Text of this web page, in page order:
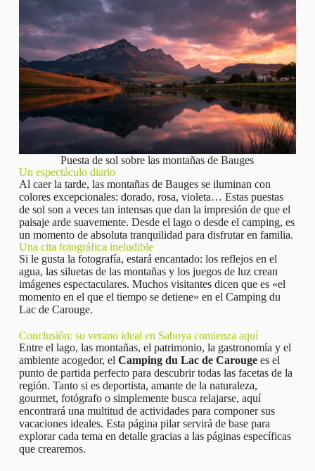
Puesta de sol sobre las montañas de Bauges
Un espectáculo diario
Al caer la tarde, las montañas de Bauges se iluminan con
colores excepcionales: dorado, rosa, violeta… Estas puestas
de sol son a veces tan intensas que dan la impresión de que el
paisaje arde suavemente. Desde el lago o desde el camping, es
un momento de absoluta tranquilidad para disfrutar en familia.
Una cita fotográfica ineludible
Si le gusta la fotografía, estará encantado: los reflejos en el
agua, las siluetas de las montañas y los juegos de luz crean
imágenes espectaculares. Muchos visitantes dicen que es «el
momento en el que el tiempo se detiene» en el Camping du
Lac de Carouge.
Conclusión: su verano ideal en Saboya comienza aquí
Entre el lago, las montañas, el patrimonio, la gastronomía y el
ambiente acogedor, el Camping du Lac de Carougees el
punto de partida perfecto para descubrir todas las facetas de la
región. Tanto si es deportista, amante de la naturaleza,
gourmet, fotógrafo o simplemente busca relajarse, aquí
encontrará una multitud de actividades para componer sus
vacaciones ideales. Esta página pilar servirá de base para
explorar cada tema en detalle gracias a las páginas específicas
que crearemos.